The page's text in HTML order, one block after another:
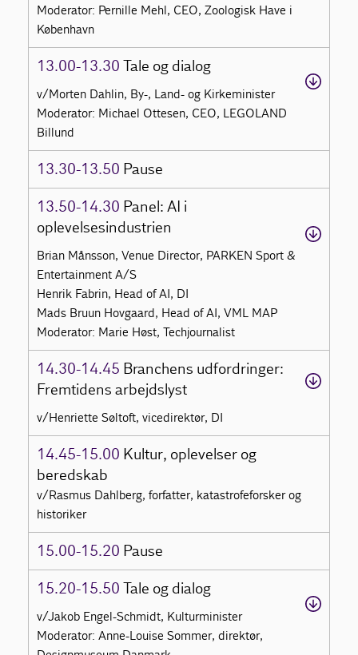
Moderator: Pernille Mehl, CEO, Zoologisk Have i
København
13.00-13.30 Tale og dialog
v/Morten Dahlin, By-, Land- og Kirkeminister
Moderator: Michael Ottesen, CEO, LEGOLAND
Billund
13.30-13.50 Pause
13.50-14.30 Panel: AI i
oplevelsesindustrien
Brian Månsson, Venue Director, PARKEN Sport &
Entertainment A/S
Henrik Fabrin, Head of AI, DI
Mads Bruun Hovgaard, Head of AI, VML MAP
Moderator: Marie Høst, Techjournalist
14.30-14.45 Branchens udfordringer:
Fremtidens arbejdslyst
v/Henriette Søltoft, vicedirektør, DI
14.45-15.00 Kultur, oplevelser og
beredskab
v/Rasmus Dahlberg, forfatter, katastrofeforsker og
historiker
15.00-15.20 Pause
15.20-15.50 Tale og dialog
v/Jakob Engel-Schmidt, Kulturminister
Moderator: Anne-Louise Sommer, direktør,